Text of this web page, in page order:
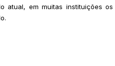
atual, em muitas instituições os